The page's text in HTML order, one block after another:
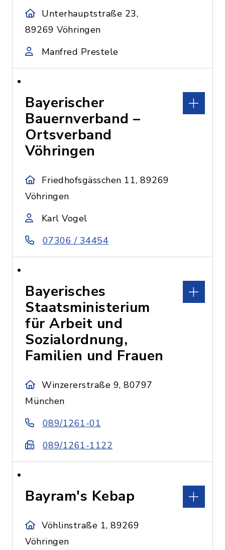
Unterhauptstraße 23,
89269 Vöhringen
Manfred Prestele
Bayerischer
Bauernverband –
Ortsverband
Vöhringen
Friedhofsgässchen 11, 89269
Vöhringen
Karl Vogel
07306 / 34454
Bayerisches
Staatsministerium
für Arbeit und
Sozialordnung,
Familien und Frauen
Winzererstraße 9, 80797
München
089/1261-01
089/1261-1122
Bayram's Kebap
Vöhlinstraße 1, 89269
Vöhringen